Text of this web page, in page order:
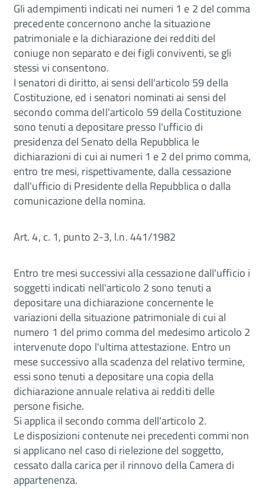
Gli adempimenti indicati nei numeri 1 e 2 del comma
precedente concernono anche la situazione
patrimoniale e la dichiarazione dei redditi del
coniuge non separato e dei figli conviventi, se gli
stessi vi consentono.
I senatori di diritto, ai sensi dell'articolo 59 della
Costituzione, ed i senatori nominati ai sensi del
secondo comma dell'articolo 59 della Costituzione
sono tenuti a depositare presso l'ufficio di
presidenza del Senato della Repubblica le
dichiarazioni di cui ai numeri 1 e 2 del primo comma,
entro tre mesi, rispettivamente, dalla cessazione
dall'ufficio di Presidente della Repubblica o dalla
comunicazione della nomina.
Art. 4, c. 1, punto 2-3, l.n. 441/1982
Entro tre mesi successivi alla cessazione dall'ufficio i
soggetti indicati nell'articolo 2 sono tenuti a
depositare una dichiarazione concernente le
variazioni della situazione patrimoniale di cui al
numero 1 del primo comma del medesimo articolo 2
intervenute dopo l'ultima attestazione. Entro un
mese successivo alla scadenza del relativo termine,
essi sono tenuti a depositare una copia della
dichiarazione annuale relativa ai redditi delle
persone fisiche.
Si applica il secondo comma dell'articolo 2.
Le disposizioni contenute nei precedenti commi non
si applicano nel caso di rielezione del soggetto,
cessato dalla carica per il rinnovo della Camera di
appartenenza.